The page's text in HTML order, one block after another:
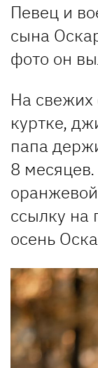
Певец и
сына
фото он
На свежих
куртке,
папа
8
ссылку на
осень